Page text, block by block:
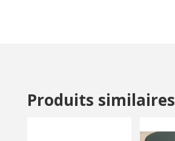
Produits similaires